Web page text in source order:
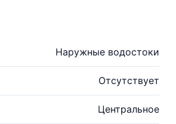
Наружные водостоки
Отсутствует
Центральное